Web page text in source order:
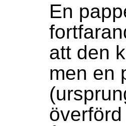
En
att den
men en